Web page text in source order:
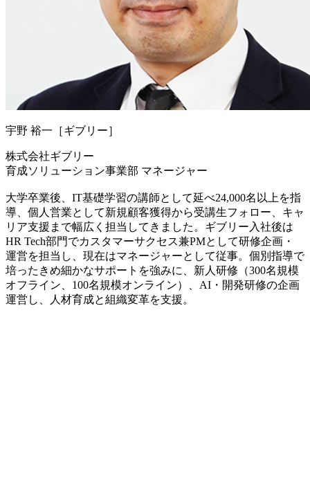
宇野 裕一［ギブリー］
株式会社ギブリー
育成ソリューション事業部 マネージャー
大学卒業後、IT基礎学習の講師として延べ24,000名以上を指
導、個人営業として新規顧客獲得から受講生フォロー、キャ
リア支援まで幅広く担当してきました。ギブリー入社後は
HR Tech部門でカスタマーサクセス兼PMとして研修企画・
運営を担当し、現在はマネージャーとして従事。個別指導で
培ったきめ細かなサポートを強みに、新人研修（300名規模
オフライン、100名規模オンライン）、AI・開発研修の企画
運営し、人材育成と組織変革を支援。